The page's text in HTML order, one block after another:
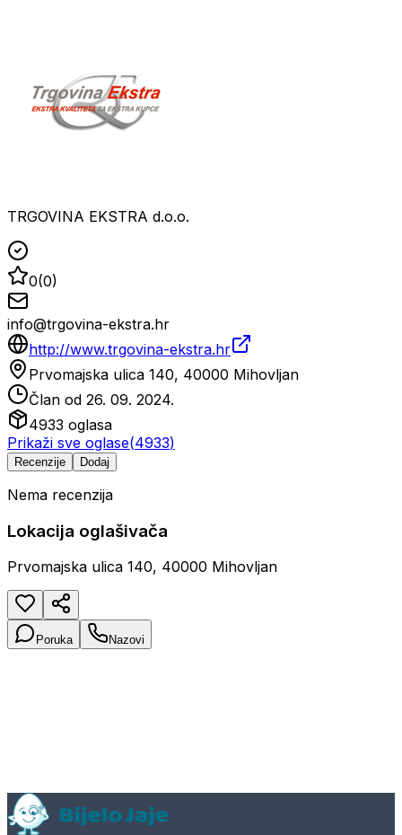
TRGOVINA EKSTRA d.o.o.
0(0)
info@trgovina-ekstra.hr
http://www.trgovina-ekstra.hr
Prvomajska ulica 140, 40000 Mihovljan
Član od 26. 09. 2024.
4933 oglasa
Prikaži sve oglase(4933)
Recenzije Dodaj
Nema recenzija
Lokacija oglašivača
Prvomajska ulica 140, 40000 Mihovljan
Poruka Nazovi